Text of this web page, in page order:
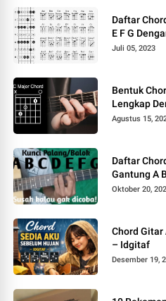
Daftar
E F G
Juli 05, 2023
Bentuk Chord Gitar Kunci A B C
Lengkap
Agustus 15,
Daftar
Gantung A
Oktober 20,
Chord Gitar
– Idgitaf
Desember 19,